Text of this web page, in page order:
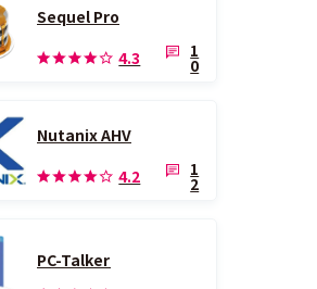
Sequel Pro
4.3
1
0
Nutanix AHV
4.2
1
2
PC-Talker